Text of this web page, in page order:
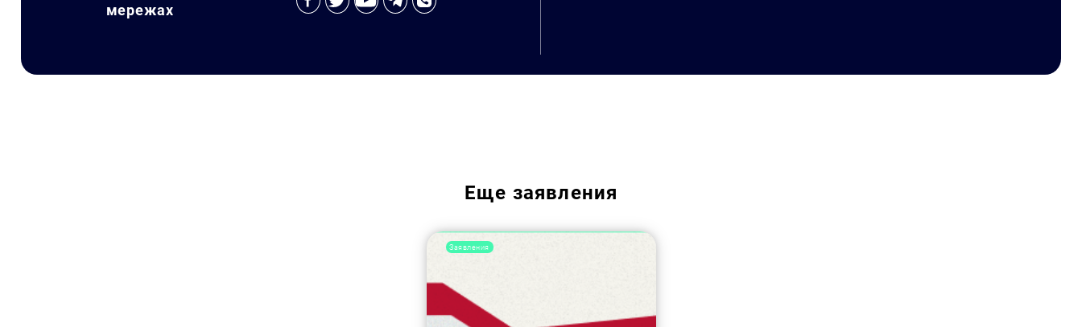
мережах
Еще заявления
Заявления